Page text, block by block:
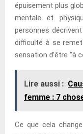
épuisement plus
mentale et
personnes
difficulté à se
sensation d’être “à
Lire aussi :
femme : 7
Ce que cela